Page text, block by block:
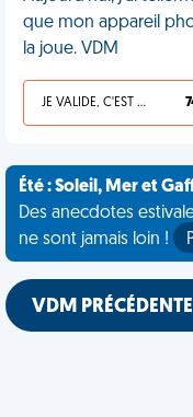
que mon appareil
la joue. VDM
JE VALIDE, C'EST UNE VDM
Été : Soleil, Mer et
Des anecdotes
ne sont jamais loin !
VDM PRÉCÉDENTE